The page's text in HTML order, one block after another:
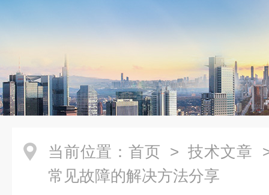
当前位置： 首页 > 技术文章
常见故障的解决方法分享